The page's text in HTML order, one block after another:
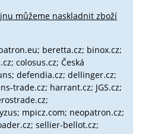
můžeme naskladnit zboží
beretta.cz; binox.cz;
colosus.cz; Česká
defendia.cz; dellinger.cz;
trade.cz; harrant.cz; JGS.cz;
mpicz.com; neopatron.cz;
sellier-bellot.cz;